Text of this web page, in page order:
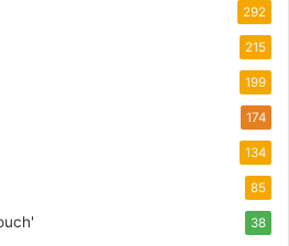
292
215
199
174
134
85
38